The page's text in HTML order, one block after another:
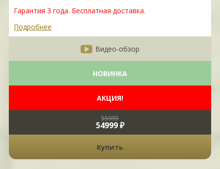
Гарантия 3 года. Бесплатная доставка.
Подробнее
Видео-обзор
НОВИНКА
АКЦИЯ!
55999
54999 ₽
Купить